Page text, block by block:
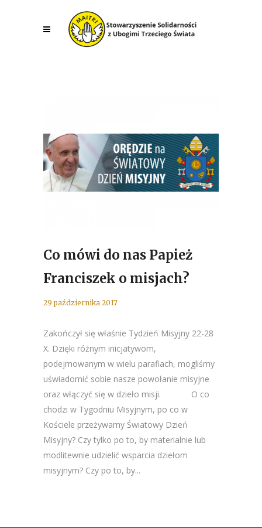
Co mówi do nas Papież
Franciszek o misjach?
29 października 2017
Zakończył się właśnie Tydzień Misyjny 22-28
X. Dzięki różnym inicjatywom,
podejmowanym w wielu parafiach, mogliśmy
uświadomić sobie nasze powołanie misyjne
oraz włączyć się w dzieło misji. O co
chodzi w Tygodniu Misyjnym, po co w
Kościele przeżywamy Światowy Dzień
Misyjny? Czy tylko po to, by materialnie lub
modlitewnie udzielić wsparcia dziełom
misyjnym? Czy po to, by...